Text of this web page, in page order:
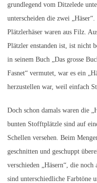
grundlegend vom Ditzelede
unterscheiden die zwei
Plätzlerhäser waren aus Filz.
Plätzler enstanden ist, ist nicht
in seinem Buch „Das grosse
Fasnet“ vermutet, war es ein
herzustellen war, weil einfach
Doch schon damals waren die
bunten Stofftplätzle sind auf
Schellen versehen. Beim
geschnitten und geschuppt
verschieden „Häsern“, die noch
sind unterschiedliche Farbtöne